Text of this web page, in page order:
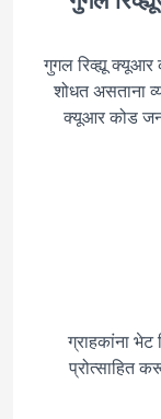
गुगल रिव्ह्यू क्यूआर
शोधत असताना
क्यूआर कोड
ग्राहकांना
प्रोत्साहित